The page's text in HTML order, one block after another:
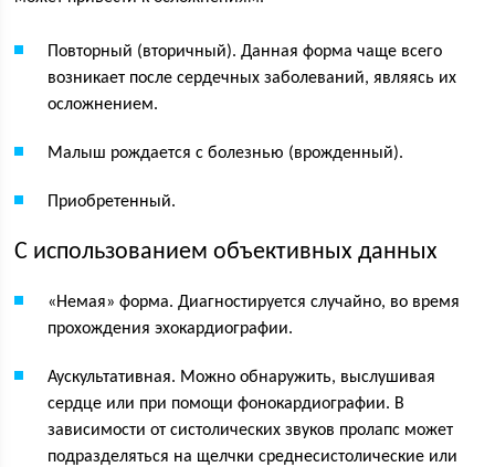
Повторный (вторичный). Данная форма чаще всего
возникает после сердечных заболеваний, являясь их
осложнением.
Малыш рождается с болезнью (врожденный).
Приобретенный.
С использованием объективных данных
«Немая» форма. Диагностируется случайно, во время
прохождения эхокардиографии.
Аускультативная. Можно обнаружить, выслушивая
сердце или при помощи фонокардиографии. В
зависимости от систолических звуков пролапс может
подразделяться на щелчки среднесистолические или